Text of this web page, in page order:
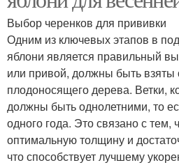
Выбор черенков для прививки
Одним из ключевых этапов в
яблони является правильный
или привой, должны быть взяты
плодоносящего дерева. Ветки,
должны быть однолетними, то
одного года. Это связано с тем,
оптимальную толщину и
что способствует лучшему